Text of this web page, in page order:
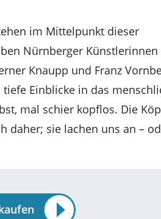
im Mittelpunkt dieser
Nürnberger
Knaupp und Franz
Einblicke in das
mal schier kopflos. Die
sie lachen uns an –